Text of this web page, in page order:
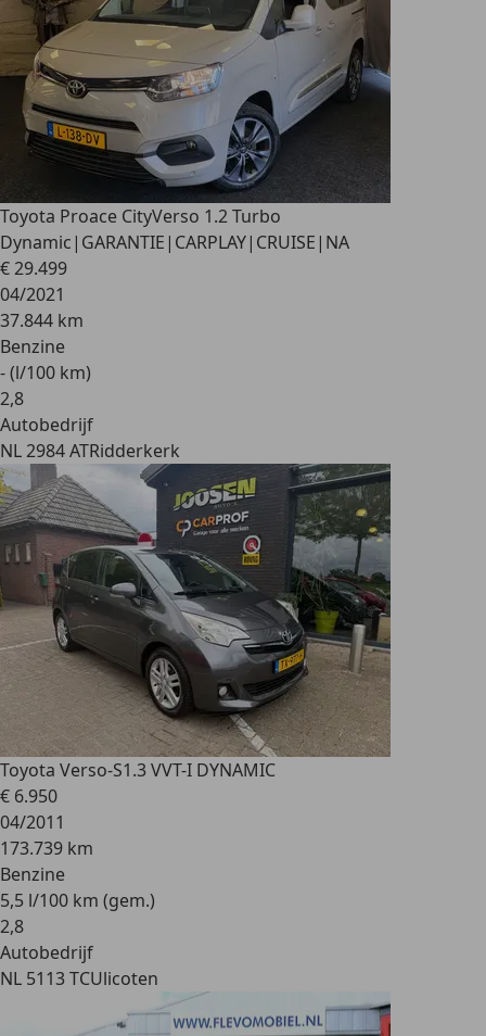
Toyota Proace CityVerso 1.2 Turbo
Dynamic|GARANTIE|CARPLAY|CRUISE|NA
€ 29.499
04/2021
37.844 km
Benzine
- (l/100 km)
2,8
Autobedrijf
NL 2984 ATRidderkerk
Toyota Verso-S1.3 VVT-I DYNAMIC
€ 6.950
04/2011
173.739 km
Benzine
5,5 l/100 km (gem.)
2,8
Autobedrijf
NL 5113 TCUlicoten